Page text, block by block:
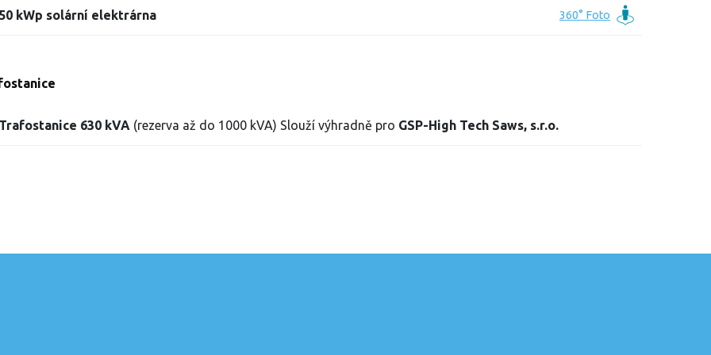
kWp solární elektrárna
630 kVA (rezerva až do 1000 kVA) Slouží výhradně pro GSP-High Tech Saws, s.r.o.